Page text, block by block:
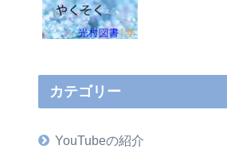
カテゴリー
YouTubeの紹介